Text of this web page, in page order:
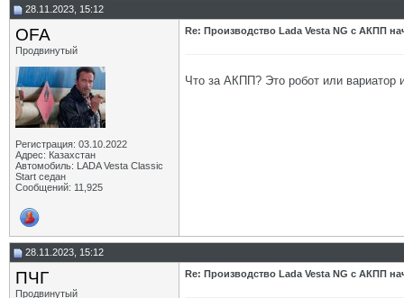
28.11.2023, 15:12
OFA
Продвинутый
Регистрация: 03.10.2022
Адрес: Казахстан
Автомобиль: LADA Vesta Classic
Start седан
Сообщений: 11,925
Re: Производство Lada Vesta NG с АКПП
Что за АКПП? Это робот или вариатор
28.11.2023, 15:12
ПЧГ
Продвинутый
Re: Производство Lada Vesta NG с АКПП